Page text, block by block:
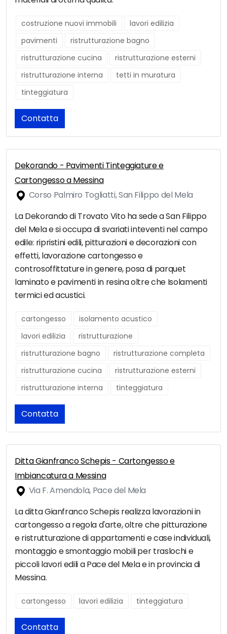
costruzione nuovi immobili
lavori edilizia
pavimenti
ristrutturazione bagno
ristrutturazione cucina
ristrutturazione esterni
ristrutturazione interna
tetti in muratura
tinteggiatura
Contatta
Dekorando - Pavimenti Tinteggiature e
Cartongesso a Messina
Corso Palmiro Togliatti, San Filippo del Mela
La Dekorando di Trovato Vito ha sede a San Filippo
del Mela e si occupa di svariati inteventi nel campo
edile: ripristini edili, pitturazioni e decorazioni con
effetti, lavorazione cartongesso e
controsoffittature in genere, posa di parquet
laminato e pavimenti in resina oltre che Isolamenti
termici ed acustici.
cartongesso
isolamento acustico
lavori edilizia
ristrutturazione
ristrutturazione bagno
ristrutturazione completa
ristrutturazione cucina
ristrutturazione esterni
ristrutturazione interna
tinteggiatura
Contatta
Ditta Gianfranco Schepis - Cartongesso e
Imbiancatura a Messina
Via F. Amendola, Pace del Mela
La ditta Gianfranco Schepis realizza lavorazioni in
cartongesso a regola d'arte, oltre che pitturazione
e ristrutturazione di appartamenti e case individuali,
montaggio e smontaggio mobili per traslochi e
piccoli lavori edili a Pace del Mela e in provincia di
Messina.
cartongesso lavori edilizia tinteggiatura
Contatta